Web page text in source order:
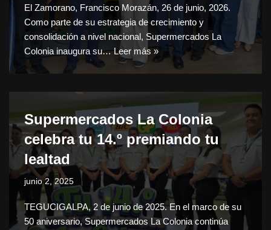
El Zamorano, Francisco Morazán, 26 de junio, 2026.
Como parte de su estrategia de crecimiento y
consolidación a nivel nacional, Supermercados La
Colonia inaugura su…Leer más »
Supermercados La Colonia
celebra tu 14.º premiando tu
lealtad
junio 2, 2025
TEGUCIGALPA, 2 de junio de 2025. En el marco de su
50 aniversario, Supermercados La Colonia continúa